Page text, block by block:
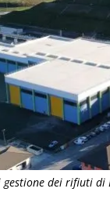
dei rifiuti di